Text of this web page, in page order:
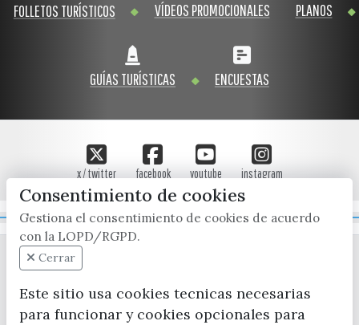
FOLLETOS TURÍSTICOS VÍDEOS PROMOCIONALES PLANOS
GUÍAS TURÍSTICAS ENCUESTAS
x / twitter facebook youtube instagram
Mapa Web
Consentimiento de cookies
Gestiona el consentimiento de cookies de acuerdo
con la LOPD/RGPD.
Cerrar
Este sitio usa cookies tecnicas necesarias
para funcionar y cookies opcionales para